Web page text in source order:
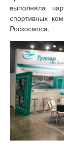
выполняла
спортивных
Роскосмоса.